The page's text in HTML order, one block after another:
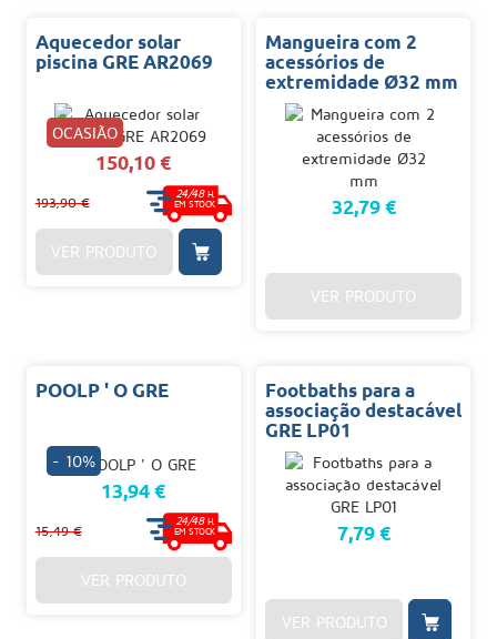
Aquecedor solar
piscina GRE AR2069
OCASIÃO
150,10 €
193,90 €
24/48 H.
EM STOCK
VER PRODUTO
Mangueira com 2
acessórios de
extremidade Ø32 mm
32,79 €
VER PRODUTO
POOLP ' O GRE
- 10%
13,94 €
15,49 €
24/48 H.
EM STOCK
VER PRODUTO
Footbaths para a
associação destacável
GRE LP01
7,79 €
VER PRODUTO